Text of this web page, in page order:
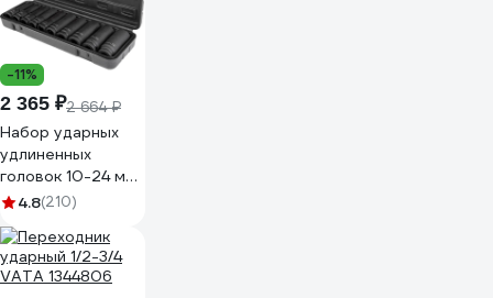
-11%
2 365 ₽2 664 ₽
Набор ударных
удлиненных
головок 10-24 мм,
1/2", 10 шт. AV
4.8(210)